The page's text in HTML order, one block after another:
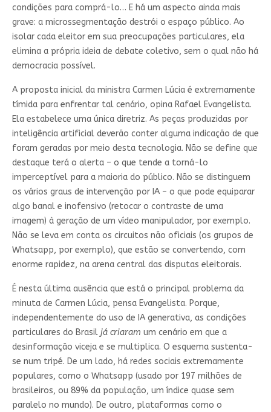
condições para comprá-lo… E há um aspecto ainda mais
grave: a microssegmentação destrói o espaço público. Ao
isolar cada eleitor em sua preocupações particulares, ela
elimina a própria ideia de debate coletivo, sem o qual não há
democracia possível.
A proposta inicial da ministra Carmen Lúcia é extremamente
tímida para enfrentar tal cenário, opina Rafael Evangelista.
Ela estabelece uma única diretriz. As peças produzidas por
inteligência artificial deverão conter alguma indicação de que
foram geradas por meio desta tecnologia. Não se define que
destaque terá o alerta – o que tende a torná-lo
imperceptível para a maioria do público. Não se distinguem
os vários graus de intervenção por IA – o que pode equiparar
algo banal e inofensivo (retocar o contraste de uma
imagem) à geração de um vídeo manipulador, por exemplo.
Não se leva em conta os circuitos não oficiais (os grupos de
Whatsapp, por exemplo), que estão se convertendo, com
enorme rapidez, na arena central das disputas eleitorais.
É nesta última ausência que está o principal problema da
minuta de Carmen Lúcia, pensa Evangelista. Porque,
independentemente do uso de IA generativa, as condições
particulares do Brasil já criaram um cenário em que a
desinformação viceja e se multiplica. O esquema sustenta-
se num tripé. De um lado, há redes sociais extremamente
populares, como o Whatsapp (usado por 197 milhões de
brasileiros, ou 89% da população, um índice quase sem
paralelo no mundo). De outro, plataformas como o